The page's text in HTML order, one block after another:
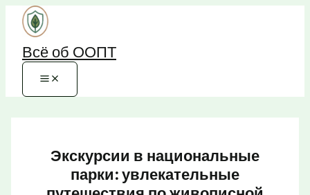
Перейти
содержимому
Всё об ООПТ
Экскурсии в национальные
парки: увлекательные